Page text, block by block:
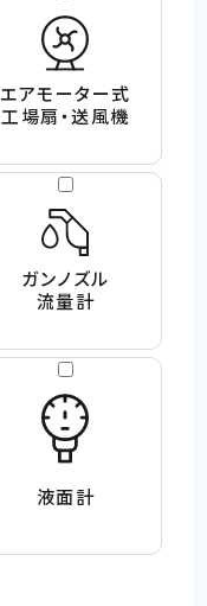
エアモーター式
工場扇・送風機
ガンノズル
流量計
液面計